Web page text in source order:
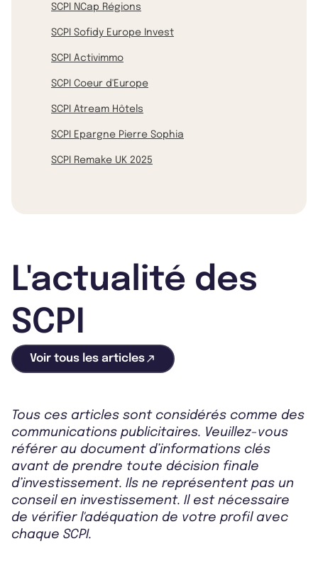
SCPI NCap Régions
SCPI Sofidy Europe Invest
SCPI Activimmo
SCPI Coeur d'Europe
SCPI Atream Hôtels
SCPI Epargne Pierre Sophia
SCPI Remake UK 2025
L'actualité des
SCPI
Voir tous les articles
Tous ces articles sont considérés comme des
communications publicitaires. Veuillez-vous
référer au document d’informations clés
avant de prendre toute décision finale
d’investissement. Ils ne représentent pas un
conseil en investissement. Il est nécessaire
de vérifier l'adéquation de votre profil avec
chaque SCPI.